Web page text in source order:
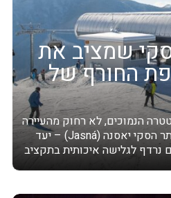
שמציב את
החורף של
הנמוכים, לא רחוק מהעיירה
ליפטובסקי מיקולש, שוכן אתר הסקי יאסנה (Jasná) – יעד
לגלישה איכותית בתקציב